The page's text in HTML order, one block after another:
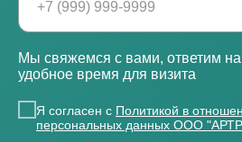
Мы свяжемся с вами, ответим
удобное время для визита
Я согласен с Политикой в
персональных данных ООО